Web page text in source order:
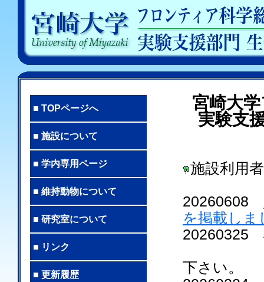
■ TOPページへ
■ 施設について
■ 学内専用ページ
■ 維持動物について
■ 研究室について
■ リンク
■ 更新履歴
宮崎大
実験支
施設利用
20260608
を掲載しま
20260325
下さい。